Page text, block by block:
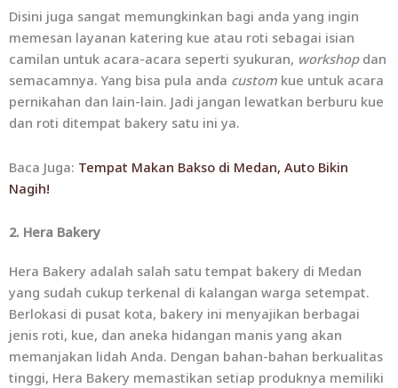
Disini juga sangat memungkinkan bagi anda yang ingin
memesan layanan katering kue atau roti sebagai isian
camilan untuk acara-acara seperti syukuran, workshop dan
semacamnya. Yang bisa pula anda custom kue untuk acara
pernikahan dan lain-lain. Jadi jangan lewatkan berburu kue
dan roti ditempat bakery satu ini ya.
Baca Juga: Tempat Makan Bakso di Medan, Auto Bikin
Nagih!
2. Hera Bakery
Hera Bakery adalah salah satu tempat bakery di Medan
yang sudah cukup terkenal di kalangan warga setempat.
Berlokasi di pusat kota, bakery ini menyajikan berbagai
jenis roti, kue, dan aneka hidangan manis yang akan
memanjakan lidah Anda. Dengan bahan-bahan berkualitas
tinggi, Hera Bakery memastikan setiap produknya memiliki